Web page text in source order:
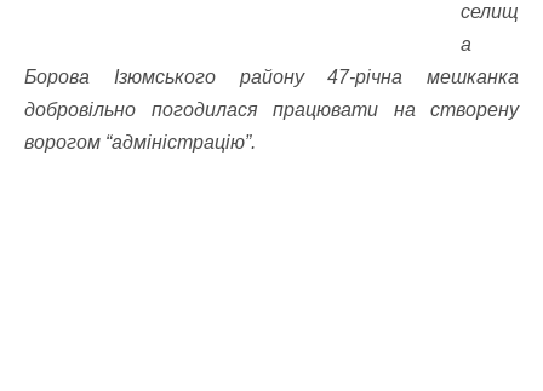
селищ
а
Борова Ізюмського району 47-річна мешканка
добровільно погодилася працювати на створену
ворогом “адміністрацію”.